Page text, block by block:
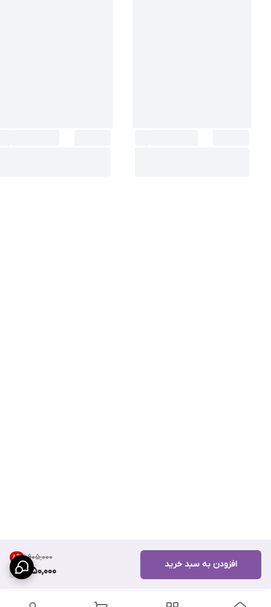
۱٬۹۰۵٬۰۰۰ 8%
1,750,000
افزودن به سبد خرید